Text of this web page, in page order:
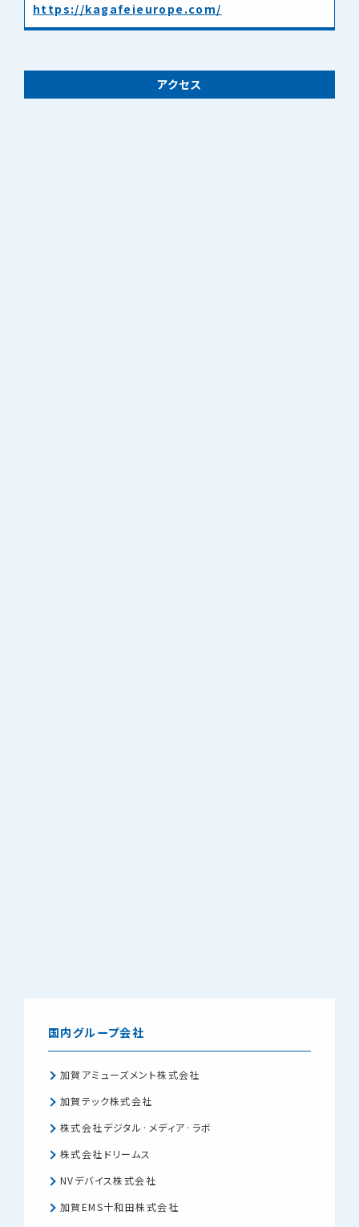
https://kagafeieurope.com/
アクセス
国内グループ会社
加賀アミューズメント株式会社
加賀テック株式会社
株式会社デジタル·メディア·ラボ
株式会社ドリームス
NVデバイス株式会社
加賀EMS十和田株式会社